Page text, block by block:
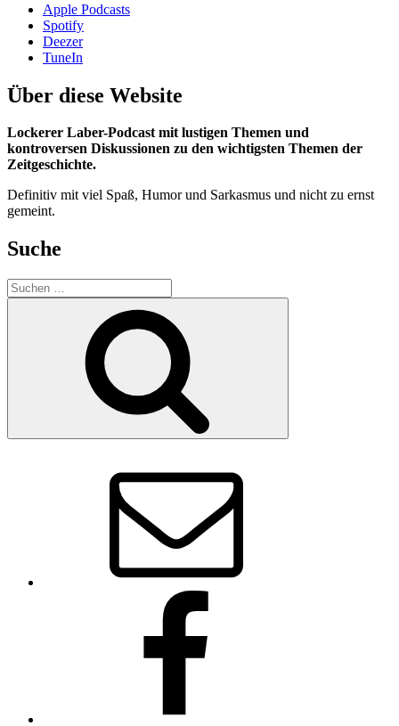
Apple Podcasts
Spotify
Deezer
TuneIn
Über diese Website
Lockerer Laber-Podcast mit lustigen Themen und
kontroversen Diskussionen zu den wichtigsten Themen der
Zeitgeschichte.
Definitiv mit viel Spaß, Humor und Sarkasmus und nicht zu ernst
gemeint.
Suche
Suchen
nach: